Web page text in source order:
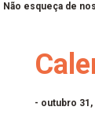
Não esqueça de
- outubro 31,